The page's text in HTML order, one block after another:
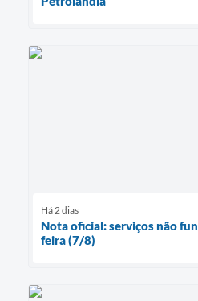
Há 2 dias
Nota oficial: serviços não
feira (7/8)